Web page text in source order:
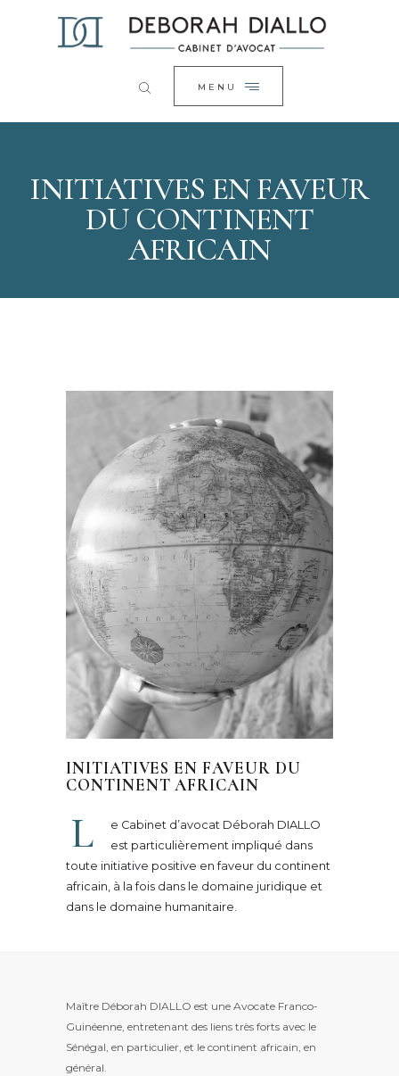
MENU
INITIATIVES EN FAVEUR
DU CONTINENT
AFRICAIN
ACCUEIL
LE CABINET
EXPERTISES
ACTUALITÉS
INITIATIVES EN FAVEUR DU
CONTINENT AFRICAIN
L
e Cabinet d’avocat Déborah DIALLO
est particulièrement impliqué dans
toute initiative positive en faveur du continent
africain, à la fois dans le domaine juridique et
dans le domaine humanitaire.
Maître Déborah DIALLO est une Avocate Franco-
Guinéenne, entretenant des liens très forts avec le
Sénégal, en particulier, et le continent africain, en
général.